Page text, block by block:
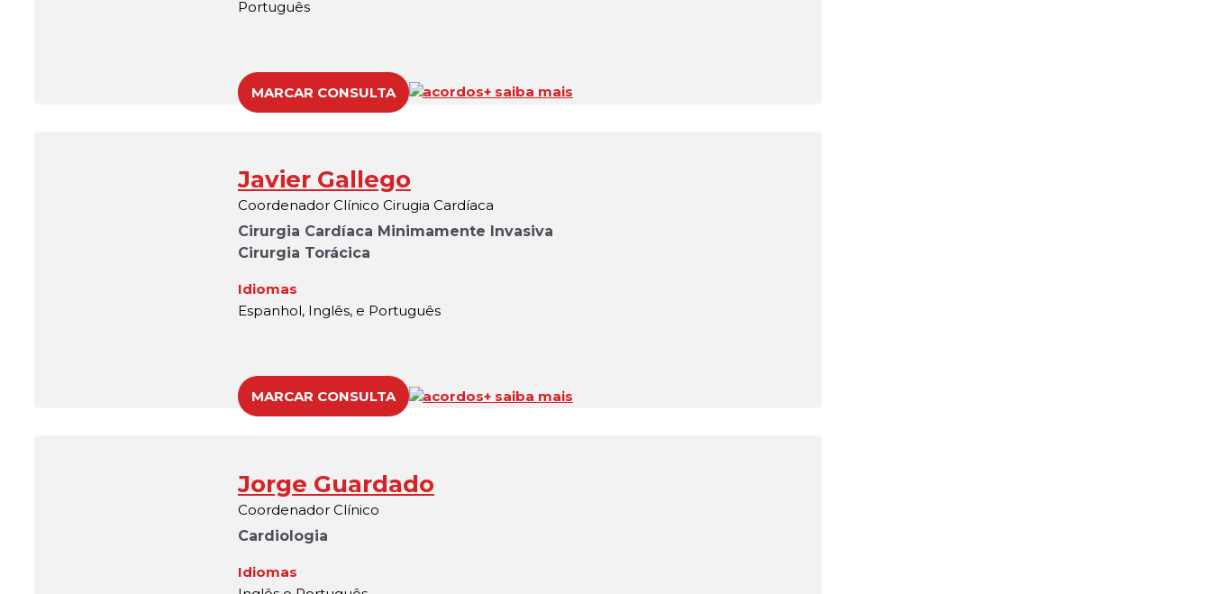
Português
MARCAR CONSULTA acordos+ saiba mais
Javier Gallego
Coordenador Clínico Cirugia Cardíaca
Cirurgia Cardíaca Minimamente Invasiva
Cirurgia Torácica
Idiomas
Espanhol, Inglês, e Português
MARCAR CONSULTA acordos+ saiba mais
Jorge Guardado
Coordenador Clínico
Cardiologia
Idiomas